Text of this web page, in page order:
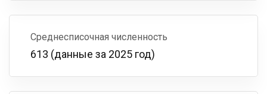
Среднесписочная численность
613 (данные за 2025 год)